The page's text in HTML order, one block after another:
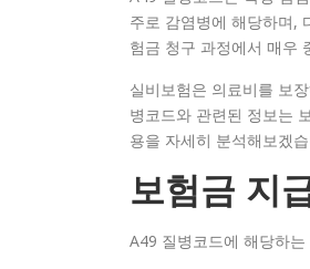
주로 감염병에 해당하며,
험금 청구 과정에서 매우
실비보험은 의료비를 보
병코드와 관련된 정보는
용을 자세히 분석해보겠
보험금 지
A49 질병코드에 해당하